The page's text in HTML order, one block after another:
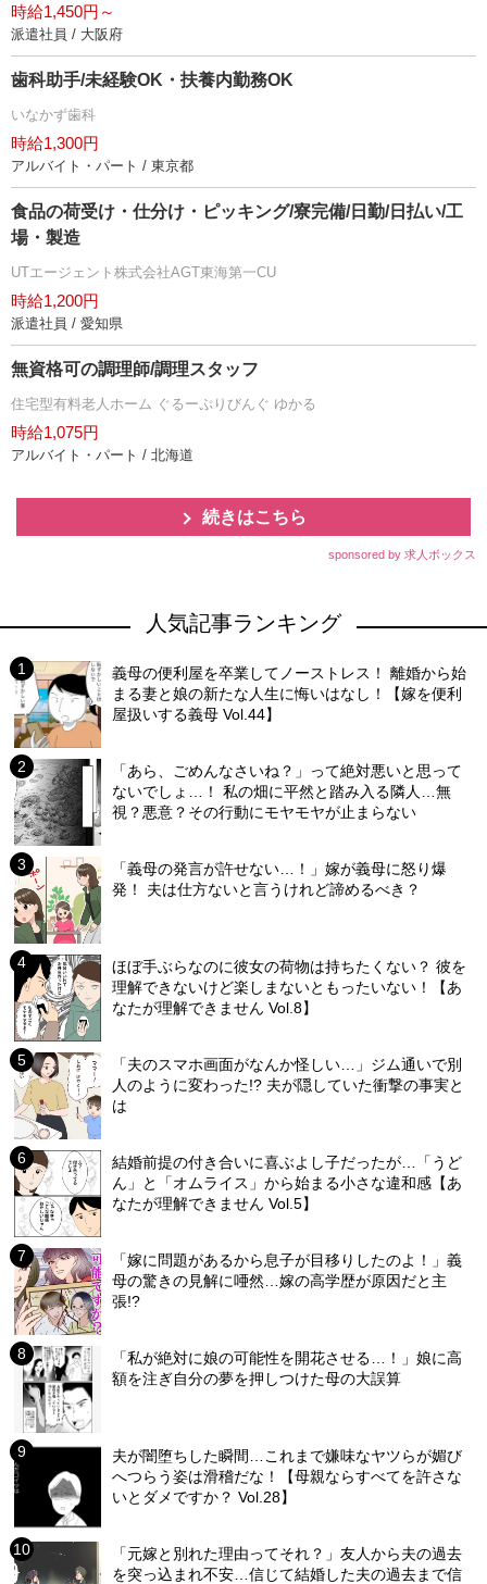
時給1,450円～
派遣社員 / 大阪府
歯科助手/未経験OK・扶養内勤務OK
いなかず歯科
時給1,300円
アルバイト・パート / 東京都
食品の荷受け・仕分け・ピッキング/寮完備/日勤/日払い/工
場・製造
UTエージェント株式会社AGT東海第一CU
時給1,200円
派遣社員 / 愛知県
無資格可の調理師/調理スタッフ
住宅型有料老人ホーム ぐるーぷりびんぐ ゆかる
時給1,075円
アルバイト・パート / 北海道
続きはこちら
sponsored by 求人ボックス
人気記事ランキング
義母の便利屋を卒業してノーストレス！ 離婚から始
まる妻と娘の新たな人生に悔いはなし！【嫁を便利
屋扱いする義母 Vol.44】
「あら、ごめんなさいね？」って絶対悪いと思って
ないでしょ…！ 私の畑に平然と踏み入る隣人…無
視？悪意？その行動にモヤモヤが止まらない
「義母の発言が許せない…！」嫁が義母に怒り爆
発！ 夫は仕方ないと言うけれど諦めるべき？
ほぼ手ぶらなのに彼女の荷物は持ちたくない？ 彼を
理解できないけど楽しまないともったいない！【あ
なたが理解できません Vol.8】
「夫のスマホ画面がなんか怪しい…」ジム通いで別
人のように変わった!? 夫が隠していた衝撃の事実と
は
結婚前提の付き合いに喜ぶよし子だったが…「うど
ん」と「オムライス」から始まる小さな違和感【あ
なたが理解できません Vol.5】
「嫁に問題があるから息子が目移りしたのよ！」義
母の驚きの見解に唖然…嫁の高学歴が原因だと主
張!?
「私が絶対に娘の可能性を開花させる…！」娘に高
額を注ぎ自分の夢を押しつけた母の大誤算
夫が闇堕ちした瞬間…これまで嫌味なヤツらが媚び
へつらう姿は滑稽だな！【母親ならすべてを許さな
いとダメですか？ Vol.28】
「元嫁と別れた理由ってそれ？」友人から夫の過去
を突っ込まれ不安…信じて結婚した夫の過去まで信